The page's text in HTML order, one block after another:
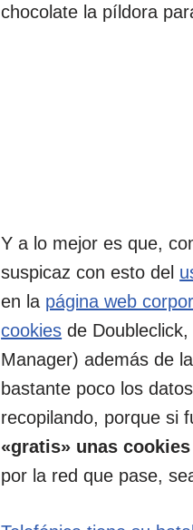
chocolate la píldora
Y a lo mejor es que,
suspicaz con esto del
en la página web
cookies de
Manager) además de
bastante poco los
recopilando, porque si
«gratis» unas
por la red que pase,